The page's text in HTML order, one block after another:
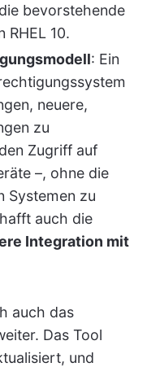
bevorstehende
RHEL 10.
: Ein
neuere,
zu
Zugriff auf
–, ohne die
Systemen zu
auch die
Integration mit
auch das
Das Tool
und